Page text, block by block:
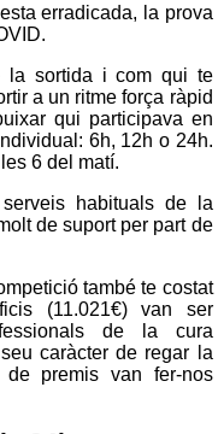
erradicada, la prova
la sortida i com qui te
a un ritme força ràpid
qui participava en
6h, 12h o 24h.
6 del matí.
habituals de la
de suport per part de
també te costat
(11.021€) van ser
de la cura
caràcter de regar la
de premis van fer-nos